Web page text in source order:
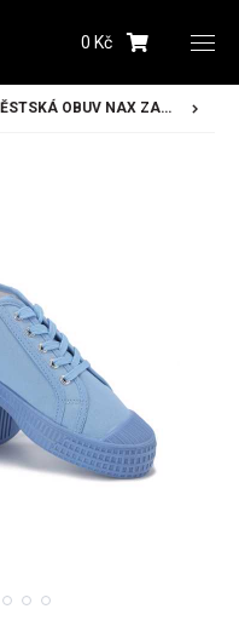
0 Kč
DÁMSKÁ MĚSTSKÁ OBUV NAX ZARECA
registrovanou
ve svém profilu